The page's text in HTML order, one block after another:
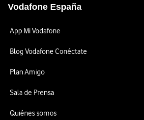
Vodafone España
App Mi Vodafone
Blog Vodafone Conéctate
Plan Amigo
Sala de Prensa
Quiénes somos